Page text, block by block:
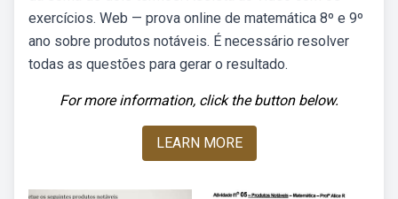
exercícios. Web — prova online de matemática 8º e 9º
ano sobre produtos notáveis. É necessário resolver
todas as questões para gerar o resultado.
For more information, click the button below.
LEARN MORE